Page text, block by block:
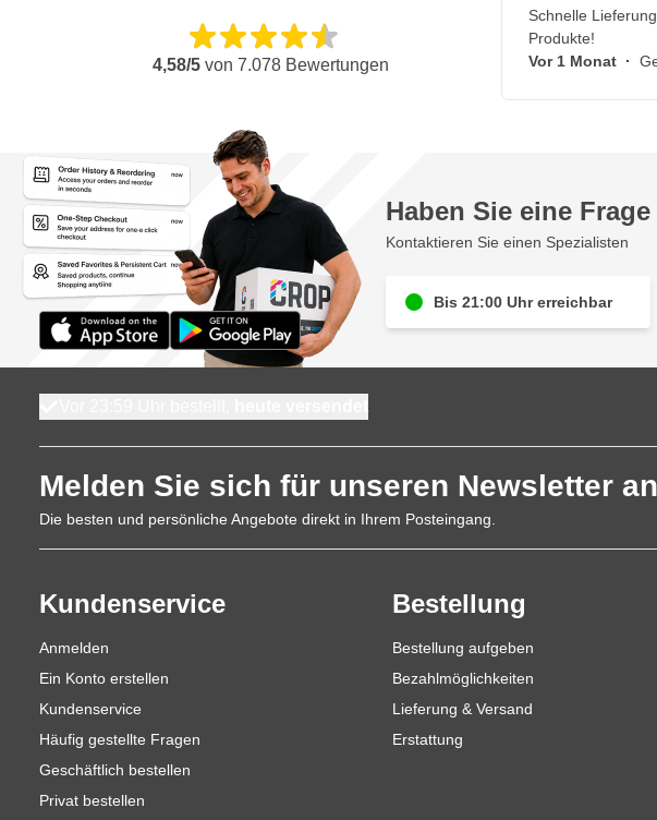
4,58/5von 7.078Bewertungen
Schnelle
Produkte!
Vor 1 Monat ·
Haben Sie eine Frage
Kontaktieren Sie einen Spezialisten
Bis 21:00 Uhr erreichbar
Melden Sie sich für unseren Newsletter an
Die besten und persönliche Angebote direkt in Ihrem Posteingang.
Kundenservice
Anmelden
Ein Konto erstellen
Kundenservice
Häufig gestellte Fragen
Geschäftlich bestellen
Privat bestellen
Bestellung
Bestellung aufgeben
Bezahlmöglichkeiten
Lieferung & Versand
Erstattung